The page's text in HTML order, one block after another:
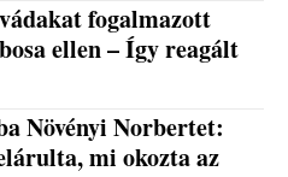
fogalmazott
ellen – Így reagált
Növényi Norbertet:
mi okozta az